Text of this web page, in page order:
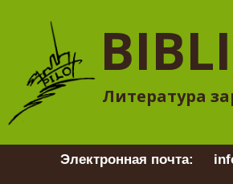
Литература
Электронная почта: